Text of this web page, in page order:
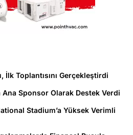
İlk Toplantısını Gerçekleştirdi
Ana Sponsor Olarak Destek Verdi
Stadium’a Yüksek Verimli